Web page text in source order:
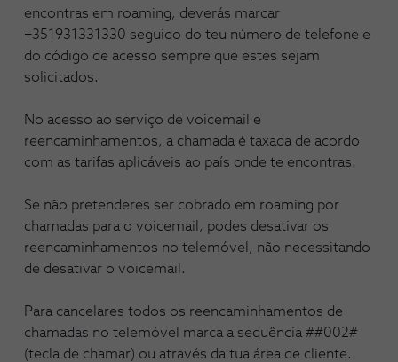
encontras em roaming, deverás marcar
+351931331330 seguido do teu número de telefone e
do código de acesso sempre que estes sejam
solicitados.
No acesso ao serviço de voicemail e
reencaminhamentos, a chamada é taxada de acordo
com as tarifas aplicáveis ao país onde te encontras.
Se não pretenderes ser cobrado em roaming por
chamadas para o voicemail, podes desativar os
reencaminhamentos no telemóvel, não necessitando
de desativar o voicemail.
Para cancelares todos os reencaminhamentos de
chamadas no telemóvel marca a sequência ##002#
(tecla de chamar) ou através da tua área de cliente.